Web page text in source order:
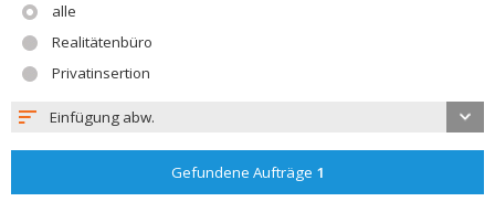
alle
Realitätenbüro
Privatinsertion
Einfügung abw.
Gefundene Aufträge 1